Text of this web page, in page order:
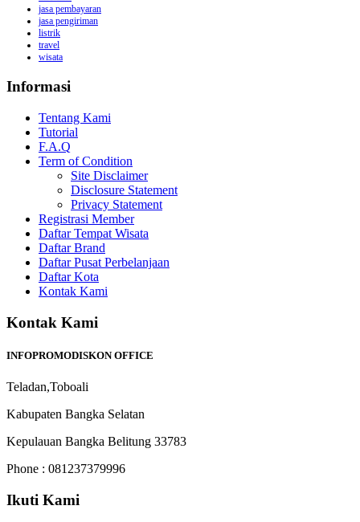
jasa pembayaran
jasa pengiriman
listrik
travel
wisata
Informasi
Tentang Kami
Tutorial
F.A.Q
Term of Condition
Site Disclaimer
Disclosure Statement
Privacy Statement
Registrasi Member
Daftar Tempat Wisata
Daftar Brand
Daftar Pusat Perbelanjaan
Daftar Kota
Kontak Kami
Kontak Kami
INFOPROMODISKON OFFICE
Teladan,Toboali
Kabupaten Bangka Selatan
Kepulauan Bangka Belitung 33783
Phone : 081237379996
Ikuti Kami